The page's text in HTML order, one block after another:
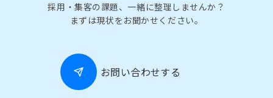
採用・集客の課題、一緒に整理しませんか？
まずは現状をお聞かせください。
お問い合わせする